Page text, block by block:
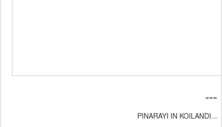
===
PINARAYI IN KOILANDI...